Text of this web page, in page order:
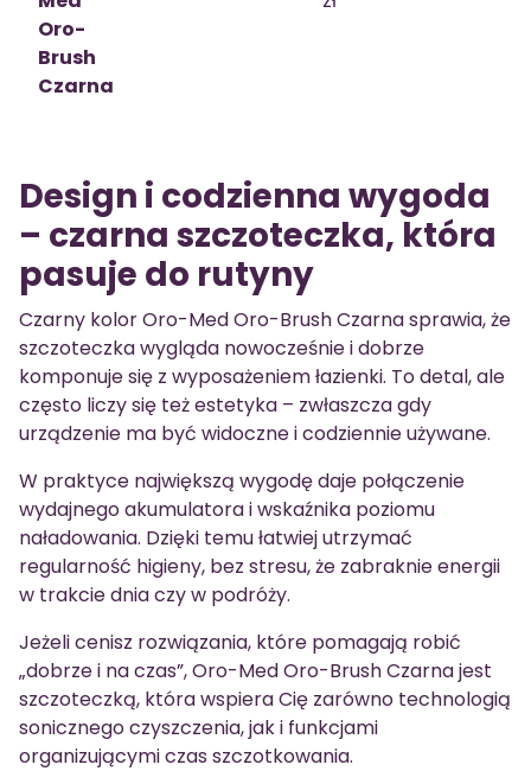
Oro-
Brush
Czarna
Design i codzienna wygoda
– czarna szczoteczka, która
pasuje do rutyny
Czarny kolor Oro-Med Oro-Brush Czarna sprawia, że
szczoteczka wygląda nowocześnie i dobrze
komponuje się z wyposażeniem łazienki. To detal, ale
często liczy się też estetyka – zwłaszcza gdy
urządzenie ma być widoczne i codziennie używane.
W praktyce największą wygodę daje połączenie
wydajnego akumulatora i wskaźnika poziomu
naładowania. Dzięki temu łatwiej utrzymać
regularność higieny, bez stresu, że zabraknie energii
w trakcie dnia czy w podróży.
Jeżeli cenisz rozwiązania, które pomagają robić
„dobrze i na czas”, Oro-Med Oro-Brush Czarna jest
szczoteczką, która wspiera Cię zarówno technologią
sonicznego czyszczenia, jak i funkcjami
organizującymi czas szczotkowania.